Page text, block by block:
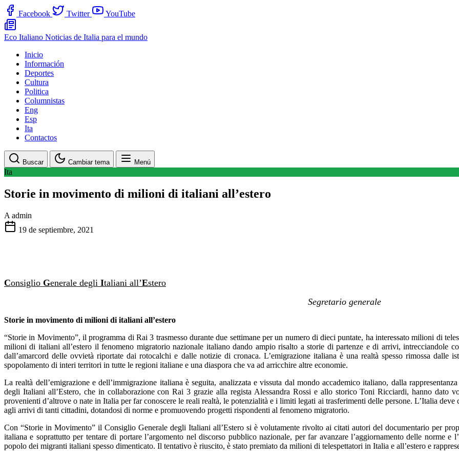
Facebook Twitter YouTube
Eco Italiano Noticias de Italia para el mundo
Inicio
Información
Deportes
Cultura
Politica
Columnistas
Eng
Esp
Ita
Contactos
Buscar Cambiar tema Menú
Ita
Storie in movimento di milioni di italiani all’estero
A admin
19 de septiembre, 2021
Consiglio Generale degli Italiani all’Estero
Segretario generale
Storie in movimento di milioni di italiani all’estero
“Storie in Movimento”, il programma di Rai 3 trasmesso durante due settimane per un numero di dieci puntate, ha interessato milioni di
milioni di italiani all’estero il fenomeno migratorio nazionale italiano dando ampio risalto a storie di partenze e di arrivi, intrecciandole
dall’amarcord delle ovvietà riportate dai rotocalchi e dalle notizie di cronaca. L’emigrazione italiana è una realtà spesso rimossa dalle
spopolamento di interi territori in tutte le regioni italiane e una diaspora che va ad arricchire altre economie.
La realtà dell’emigrazione e dell’immigrazione italiana è seguita, analizzata e vissuta dal mondo accademico italiano, dalla
degli Italiani all’Estero, che in collaborazione con Rai 3 grazie alla regista Alessandra Rossi e allo storico Toni Ricciardi, hanno dato
provenienti d’altrove o nate in Italia per far conoscere le reali realtà, le potenzialità e i limiti legati ai trasferimenti delle persone. L’Italia
agli arrivi di tanti cittadini, dotandosi di norme e promuovendo progetti rispondenti al fenomeno migratorio.
Con “Storie in Movimento” il Consiglio Generale degli Italiani all’Estero si è volutamente rivolto ai citati autori del documentario per
italiana e soprattutto per tentare di portare l’argomento nel discorso pubblico nazionale, per far avanzare l’aggiornamento delle norme
popolo dei migranti italiani spesso dimenticato. Il tentativo è riuscito, è stato premiato da milioni di telespettatori in Italia e all’estero e